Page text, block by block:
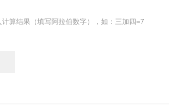
计算结果（填写阿拉伯数字），如：三加四=7